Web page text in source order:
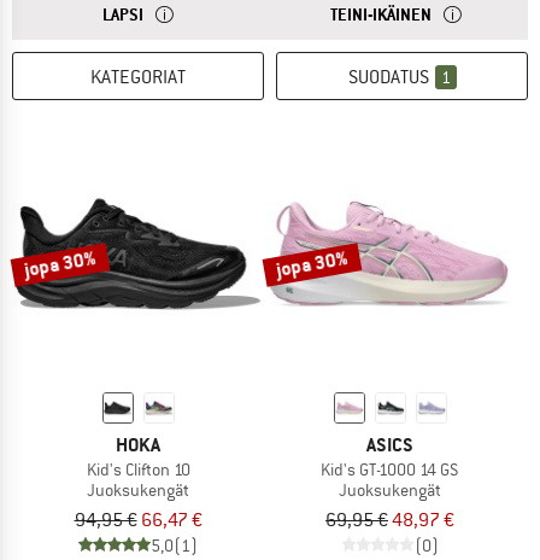
VASTAUKSESTA
LAPSI LASTEN KENKIEN KOOT SOPIVAT YLEENSÄ 3–10-
VASTAUKSESTA
TEINI-IKÄINEN NUORTEN
KATEGORIAT SUODATUS 1
jopa 30%
HOKA
Kid's Clifton 10
Juoksukengät
94,95 € 66,47 €
5,0(1)
jopa 30%
ASICS
Kid's GT-1000 14 GS
Juoksukengät
69,95 €48,97 €
(0)